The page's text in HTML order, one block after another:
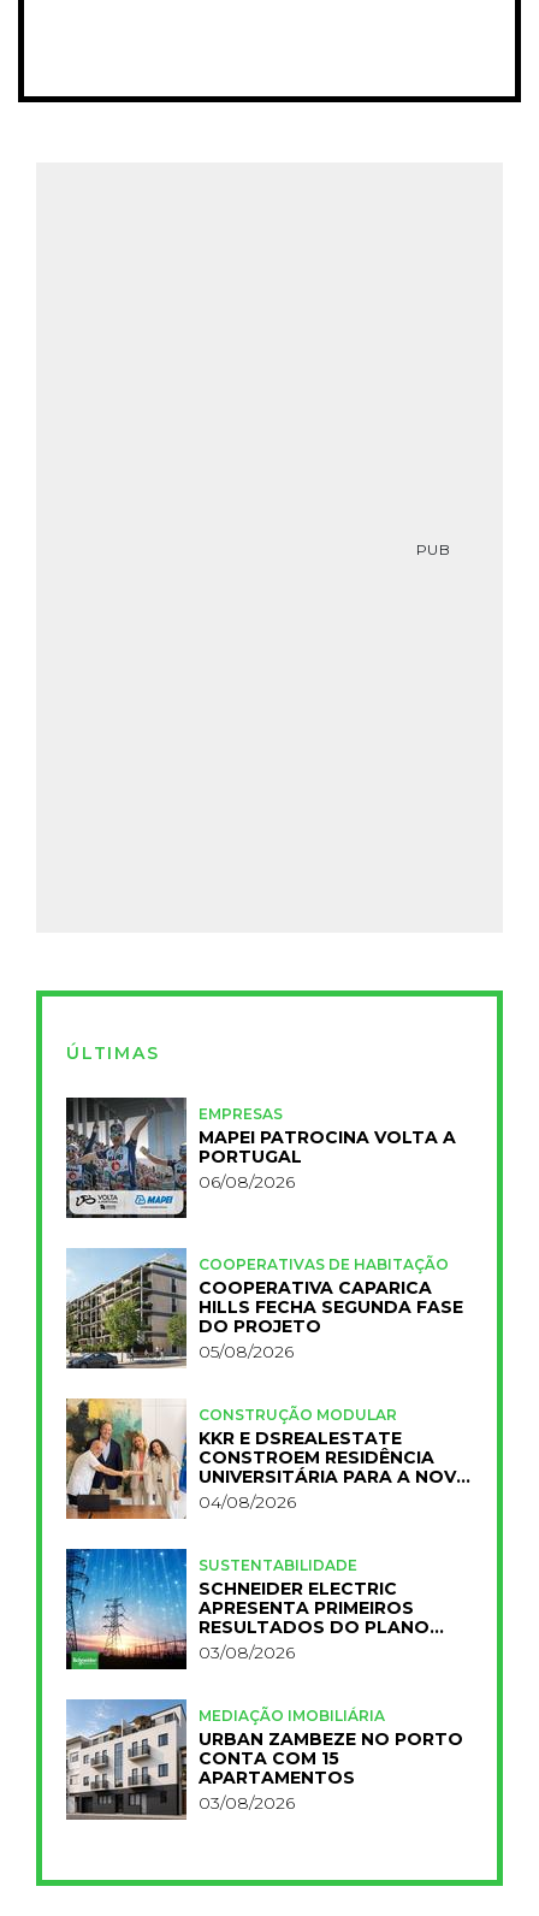
PUB
ÚLTIMAS
EMPRESAS
MAPEI PATROCINA VOLTA A
PORTUGAL
06/08/2026
COOPERATIVAS DE HABITAÇÃO
COOPERATIVA CAPARICA
HILLS FECHA SEGUNDA FASE
DO PROJETO
05/08/2026
CONSTRUÇÃO MODULAR
KKR E DSREALESTATE
CONSTROEM RESIDÊNCIA
UNIVERSITÁRIA PARA A NOVA
FCT
04/08/2026
SUSTENTABILIDADE
SCHNEIDER ELECTRIC
APRESENTA PRIMEIROS
RESULTADOS DO PLANO
IMPACT 2030
03/08/2026
MEDIAÇÃO IMOBILIÁRIA
URBAN ZAMBEZE NO PORTO
CONTA COM 15
APARTAMENTOS
03/08/2026